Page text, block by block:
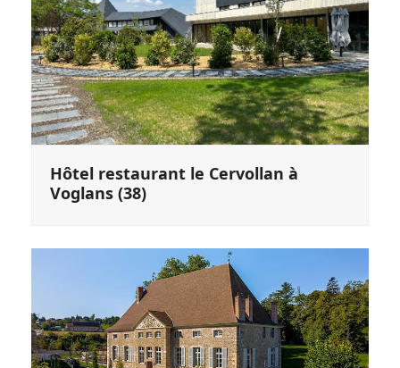
Hôtel restaurant le Cervollan à
Voglans (38)